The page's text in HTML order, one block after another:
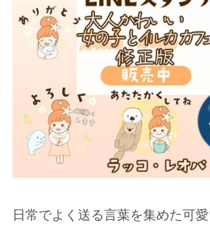
日常でよく送る言葉を集めた可